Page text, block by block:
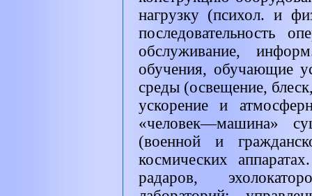
нагрузку (психол. и
последовательность
обслуживание,
обучения, обучающие
среды (освещение,
ускорение и
«человек—машина»
(военной и
космических
радаров,